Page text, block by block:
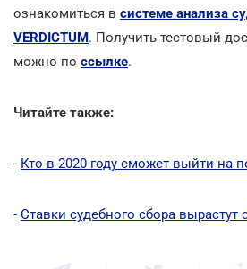
ознакомиться в системе анализа
VERDICTUM. Получить тестовый
можно по ссылке.
Читайте также:
- Кто в 2020 году сможет выйти на
- Ставки судебного сбора вырастут